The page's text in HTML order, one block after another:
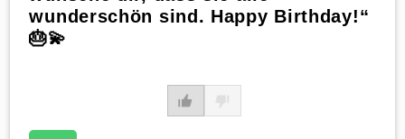
wunderschön sind. Happy Birthday!“
🎂💫